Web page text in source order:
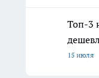
Топ-3
15 июля